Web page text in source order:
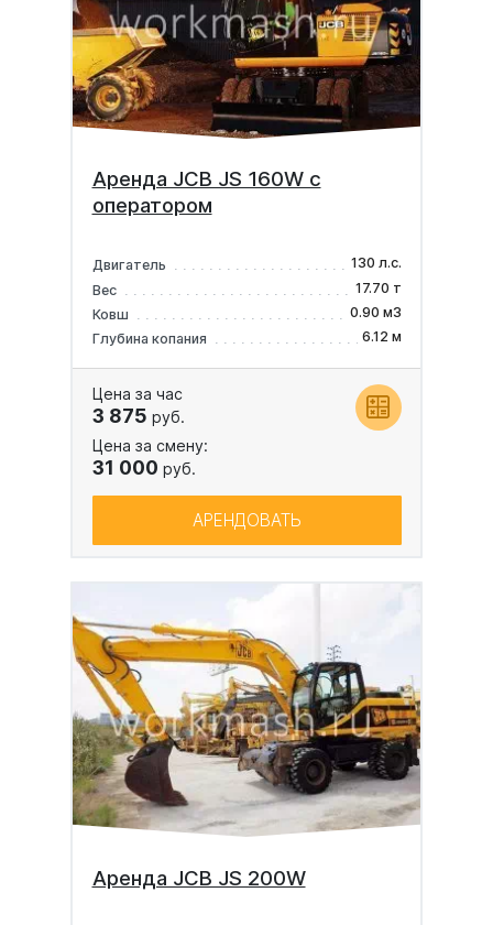
Аренда JCB JS 160W с
оператором
Двигатель
130 л.с.
Вес
17.70 т
Ковш
0.90 м3
Глубина копания
6.12 м
Цена за час
3 875 руб.
Цена за смену:
31 000 руб.
АРЕНДОВАТЬ
Аренда JCB JS 200W